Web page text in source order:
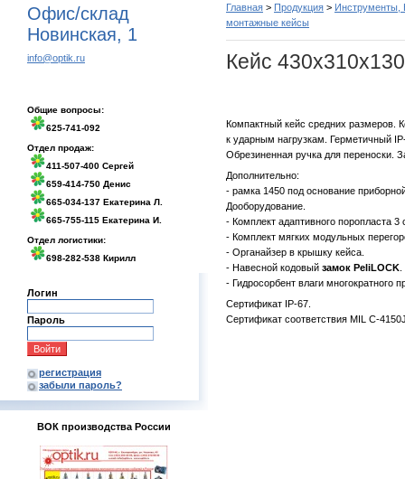
Офис/склад
Новинская, 1
info@optik.ru
Общие вопросы:
625-741-092
Отдел продаж:
411-507-400 Сергей
659-414-750 Денис
665-034-137 Екатерина Л.
665-755-115 Екатерина И.
Отдел логистики:
698-282-538 Кирилл
Логин
Пароль
регистрация
забыли пароль?
ВОК производства России
Главная > Продукция > Инструменты,
монтажные кейсы
Кейс
Компактный кейс средних размеров.
к ударным нагрузкам. Герметичный
Обрезиненная ручка для переноски.
Дополнительно:
- рамка 1450 под основание
Дооборудование.
- Комплект адаптивного поропласта 3
- Комплект мягких модульных
- Органайзер в крышку кейса.
- Навесной кодовый замок PeliLOCK
- Гидросорбент влаги многократного
Сертификат IP-67.
Сертификат соответствия MIL C-